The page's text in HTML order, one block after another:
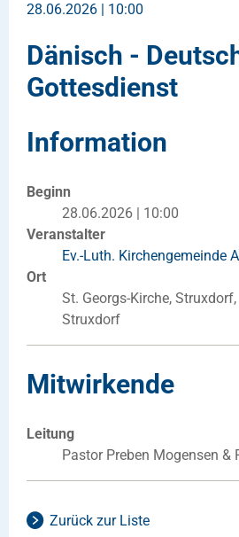
28.06.2026 | 10:00
Dänisch -
Gottesdienst
Information
Beginn
28.06.2026 | 10:00
Veranstalter
Ev.-Luth. Kirchengemeinde
Ort
St. Georgs-Kirche,
Struxdorf
Mitwirkende
Leitung
Pastor Preben Mogensen &
Zurück zur Liste